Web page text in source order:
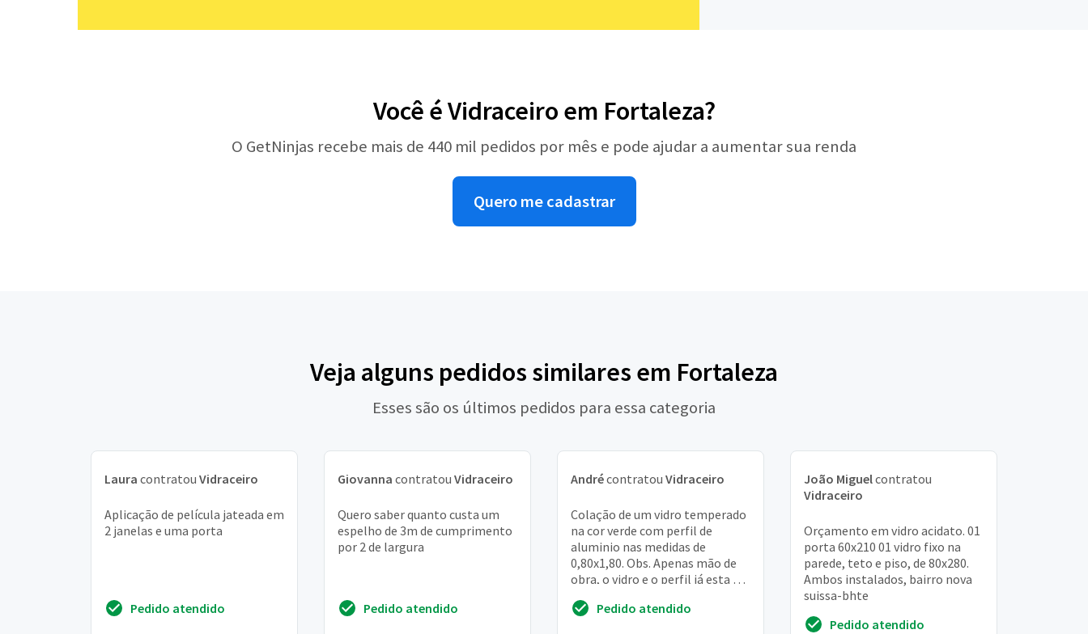
Você é Vidraceiro em Fortaleza?
O GetNinjas recebe mais de 440 mil pedidos por mês e pode ajudar a aumentar sua renda
Quero me cadastrar
Veja alguns pedidos similares em Fortaleza
Esses são os últimos pedidos para essa categoria
Laura contratou Vidraceiro
Aplicação de película jateada em
2 janelas e uma porta
Pedido atendido
Giovanna contratou Vidraceiro
Quero saber quanto custa um
espelho de 3m de cumprimento
por 2 de largura
Pedido atendido
Andrécontratou Vidraceiro
Colação de um vidro temperado
na cor verde com perfil de
aluminio nas medidas de
0,80x1,80. Obs. Apenas mão de
obra, o vidro e o perfil já esta na
Pedido atendido
João Miguelcontratou
Vidraceiro
Orçamento em vidro acidato. 01
porta 60x210 01 vidro fixo na
parede, teto e piso, de 80x280.
Ambos instalados, bairro nova
suissa-bhte
Pedido atendido